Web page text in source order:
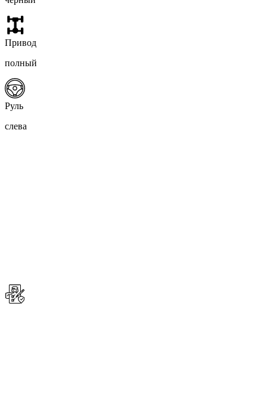
Привод
полный
Руль
слева